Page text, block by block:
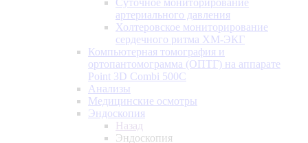
Суточное мониторирование
артериального давления
Холтеровское мониторирование
сердечного ритма ХМ-ЭКГ
Компьютерная томография и
ортопантомограмма (ОПТГ) на аппарате
Point 3D Combi 500C
Анализы
Медицинские осмотры
Эндоскопия
Назад
Эндоскопия